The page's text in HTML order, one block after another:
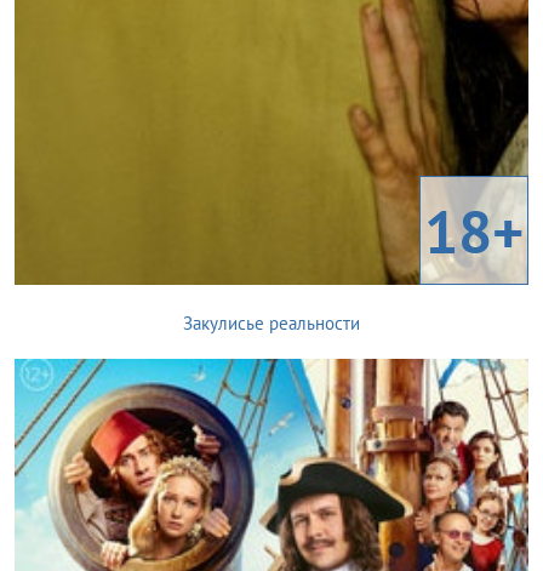
18+
Закулисье реальности